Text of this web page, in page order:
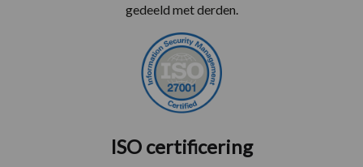
gedeeld met derden.
ISO certificering